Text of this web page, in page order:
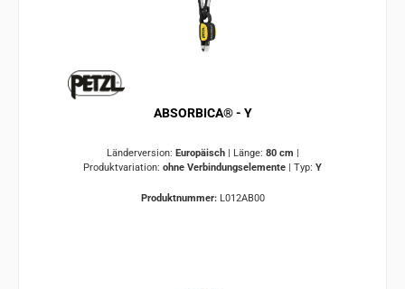
ABSORBICA® - Y
Länderversion: Europäisch | Länge: 80 cm |
Produktvariation: ohne Verbindungselemente | Typ: Y
Produktnummer: L012AB00